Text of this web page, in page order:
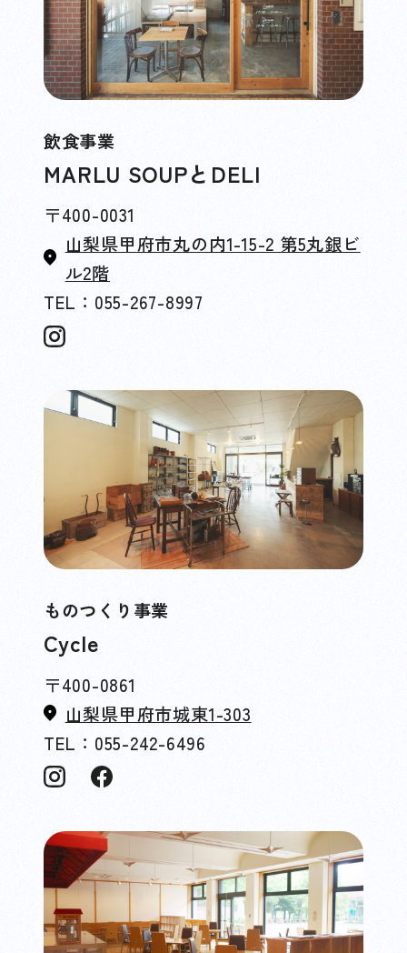
飲食事業
MARLU SOUPとDELI
〒400-0031
山梨県甲府市丸の内1-15-2 第5丸銀ビ
ル2階
TEL：055-267-8997
ものつくり事業
Cycle
〒400-0861
山梨県甲府市城東1-303
TEL：055-242-6496